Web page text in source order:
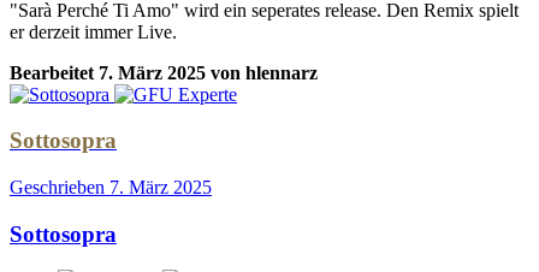
"Sarà Perché Ti Amo" wird ein seperates release. Den Remix spielt
er derzeit immer Live.
Bearbeitet 7. März 2025 von hlennarz
Sottosopra
Geschrieben 7. März 2025
Sottosopra